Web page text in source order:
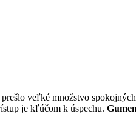
veľké množstvo
je kľúčom k úspechu.